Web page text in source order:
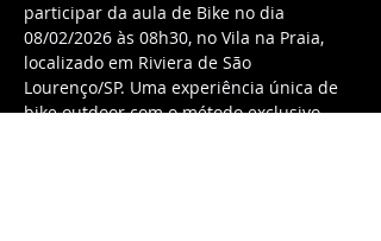
participar da aula de Bike no dia
08/02/2026 às 08h30, no Vila na Praia,
localizado em Riviera de São
Lourenço/SP. Uma experiência única de
bike outdoor com o método exclusivo